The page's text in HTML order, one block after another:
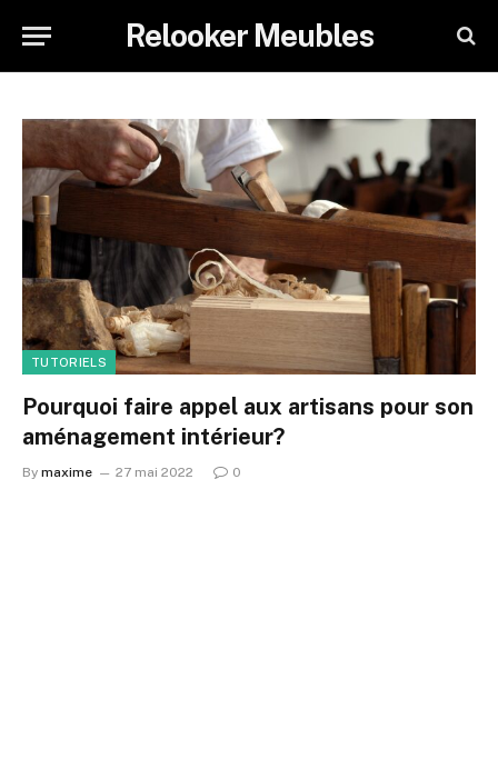
Relooker Meubles
TUTORIELS
Pourquoi faire appel aux artisans pour son
aménagement intérieur?
By maxime 27 mai 2022 0